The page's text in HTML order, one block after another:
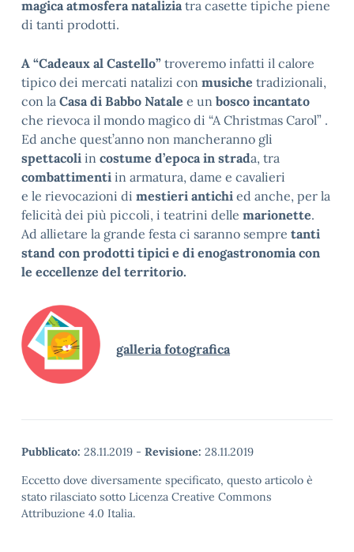
magica atmosfera nataliziatra casette tipiche piene
di tanti prodotti.
A “Cadeaux al Castello” troveremo infatti il calore
tipico dei mercati natalizi con musiche tradizionali,
con la Casa di Babbo Natale e un bosco incantato
che rievoca il mondo magico di “A Christmas Carol” .
Ed anche quest’anno non mancheranno gli
spettacoli in costume d’epoca in strada, tra
combattimenti in armatura, dame e cavalieri
e le rievocazioni di mestieri antichi ed anche, per la
felicità dei più piccoli, i teatrini delle marionette.
Ad allietare la grande festa ci saranno sempre tanti
stand con prodotti tipici e di enogastronomia con
le eccellenze del territorio.
galleria fotografica
Pubblicato: 28.11.2019 - Revisione: 28.11.2019
Eccetto dove diversamente specificato, questo articolo è
stato rilasciato sotto Licenza Creative Commons
Attribuzione 4.0 Italia.